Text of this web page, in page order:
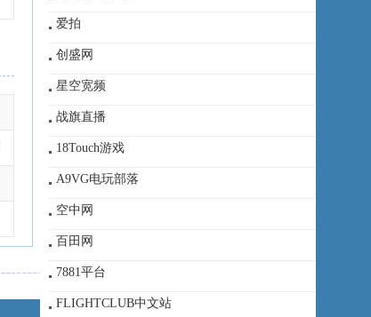
爱拍
创盛网
星空宽频
战旗直播
18Touch游戏
A9VG电玩部落
空中网
百田网
7881平台
FLIGHTCLUB中文站